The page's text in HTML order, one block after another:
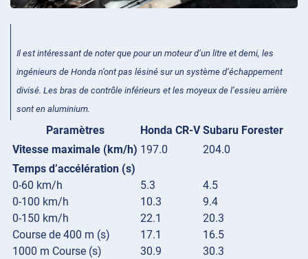
Il est intéressant de noter que pour un moteur d’un litre et demi, les
ingénieurs de Honda n’ont pas lésiné sur un système d’échappement
divisé. Les bras de contrôle inférieurs et les moyeux de l’essieu arrière
sont en aluminium.
Paramètres Honda CR-V Subaru Forester
Vitesse maximale (km/h) 197.0
204.0
Temps d’accélération (s)
0-60 km/h
0-100 km/h
0-150 km/h
Course de 400 m (s)
1000 m Course (s)
5.3
10.3
22.1
17.1
30.9
4.5
9.4
20.3
16.5
30.3